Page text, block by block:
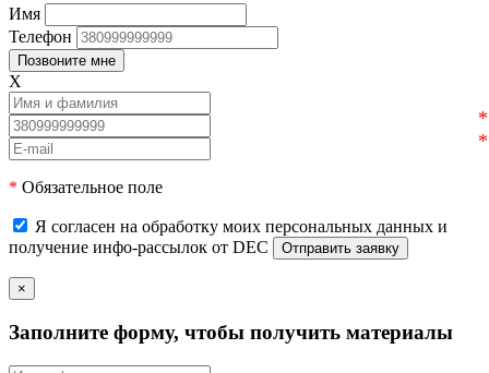
Имя
Телефон
X
* Обязательное поле
Я согласен на обработку моих персональных данных и
получение инфо-рассылок от DEC
×
Заполните форму, чтобы получить материалы